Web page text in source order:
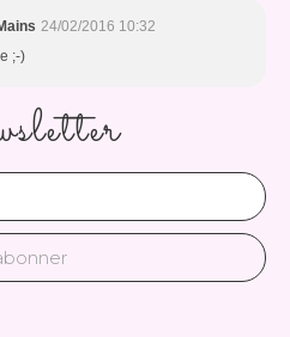
24/02/2016 10:32
;-)